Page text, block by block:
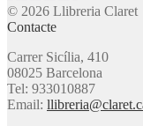
© 2026 Llibreria Claret
Contacte
Carrer Sicília, 410
08025 Barcelona
Tel: 933010887
Email: